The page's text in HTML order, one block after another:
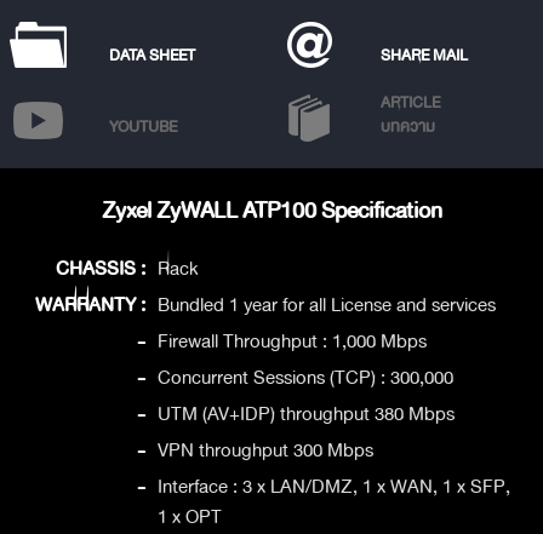
DATA SHEET SHARE MAIL
YOUTUBE
ARTICLE
บทความ
Zyxel ZyWALL ATP100 Specification
CHASSIS : Rack
WARRANTY : Bundled 1 year for all License and services
- Firewall Throughput : 1,000 Mbps
- Concurrent Sessions (TCP) : 300,000
- UTM (AV+IDP) throughput 380 Mbps
- VPN throughput 300 Mbps
- Interface : 3 x LAN/DMZ, 1 x WAN, 1 x SFP,
1 x OPT